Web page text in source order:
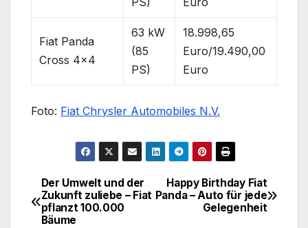
Fiat Panda
Cross 4×4
63 kW
(85
PS)
18.998,65
Euro/19.490,00
Euro
Foto: Fiat Chrysler Automobiles N.V.
Beitragsnavigation
Happy Birthday Fiat
Panda – Auto für jede
Gelegenheit
Der Umwelt und der
Zukunft zuliebe – Fiat
pflanzt 100.000
Bäume